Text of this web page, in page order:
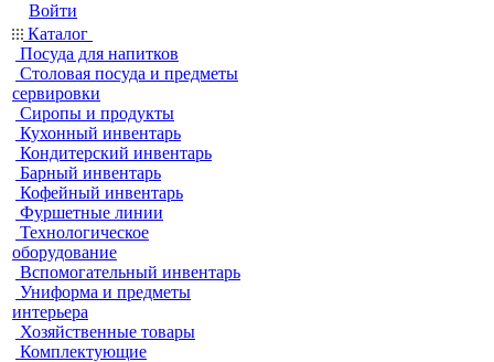
Войти
Каталог
Посуда для напитков
Столовая посуда и предметы
сервировки
Сиропы и продукты
Кухонный инвентарь
Кондитерский инвентарь
Барный инвентарь
Кофейный инвентарь
Фуршетные линии
Технологическое
оборудование
Вспомогательный инвентарь
Униформа и предметы
интерьера
Хозяйственные товары
Комплектующие